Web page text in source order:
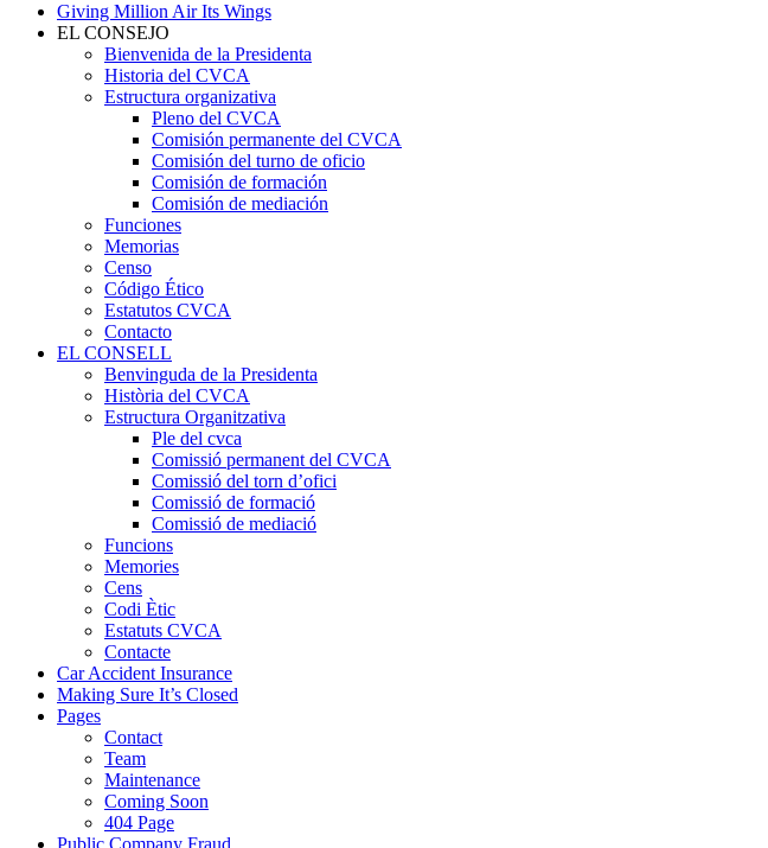
Giving Million Air Its Wings
EL CONSEJO
Bienvenida de la Presidenta
Historia del CVCA
Estructura organizativa
Pleno del CVCA
Comisión permanente del CVCA
Comisión del turno de oficio
Comisión de formación
Comisión de mediación
Funciones
Memorias
Censo
Código Ético
Estatutos CVCA
Contacto
EL CONSELL
Benvinguda de la Presidenta
Història del CVCA
Estructura Organitzativa
Ple del cvca
Comissió permanent del CVCA
Comissió del torn d’ofici
Comissió de formació
Comissió de mediació
Funcions
Memories
Cens
Codi Ètic
Estatuts CVCA
Contacte
Car Accident Insurance
Making Sure It’s Closed
Pages
Contact
Team
Maintenance
Coming Soon
404 Page
Public Company Fraud